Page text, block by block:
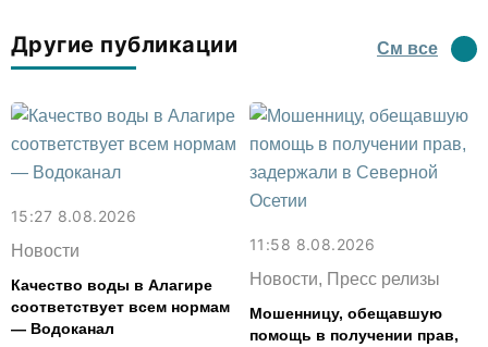
Другие публикации См все
15:27 8.08.2026
Новости
Качество воды в Алагире
соответствует всем нормам
— Водоканал
11:58 8.08.2026
Новости, Пресс релизы
Мошенницу, обещавшую
помощь в получении прав,